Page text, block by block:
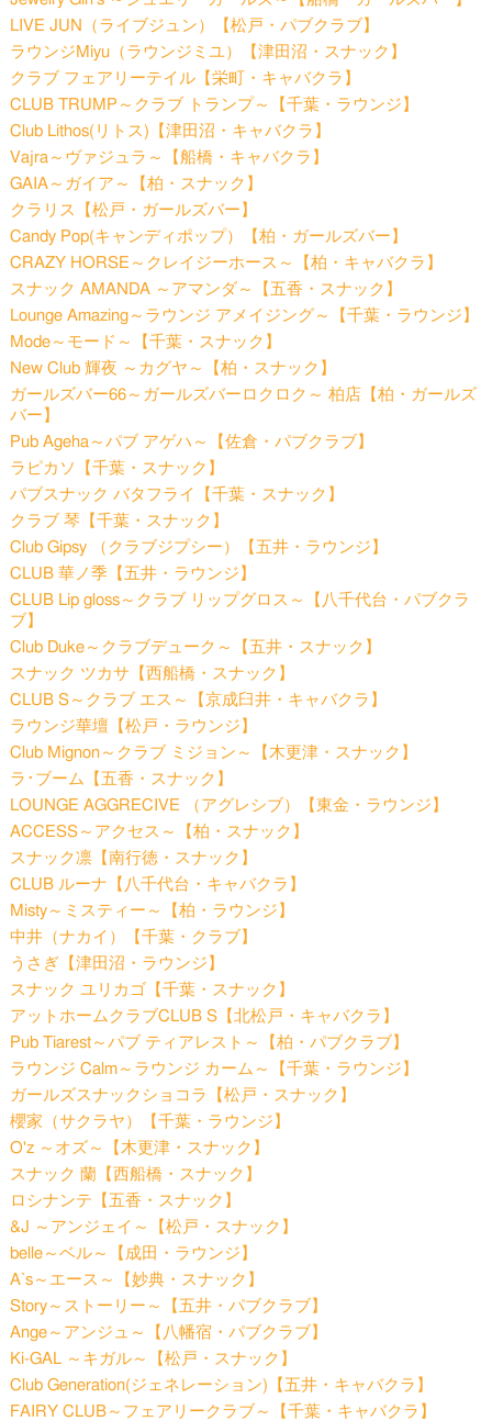
LIVE JUN（ライブジュン）【松戸・パブクラブ】
ラウンジMiyu（ラウンジミユ）【津田沼・スナック】
クラブ フェアリーテイル【栄町・キャバクラ】
CLUB TRUMP～クラブ トランプ～【千葉・ラウンジ】
Club Lithos(リトス)【津田沼・キャバクラ】
Vajra～ヴァジュラ～【船橋・キャバクラ】
GAIA～ガイア～【柏・スナック】
クラリス【松戸・ガールズバー】
Candy Pop(キャンディポップ）【柏・ガールズバー】
CRAZY HORSE～クレイジーホース～【柏・キャバクラ】
スナック AMANDA ～アマンダ～【五香・スナック】
Lounge Amazing～ラウンジ アメイジング～【千葉・ラウンジ】
Mode～モード～【千葉・スナック】
New Club 輝夜 ～カグヤ～【柏・スナック】
ガールズバー66～ガールズバーロクロク～ 柏店【柏・ガールズ
バー】
Pub Ageha～パブ アゲハ～【佐倉・パブクラブ】
ラピカソ【千葉・スナック】
パブスナック バタフライ【千葉・スナック】
クラブ 琴【千葉・スナック】
Club Gipsy （クラブジプシー）【五井・ラウンジ】
CLUB 華ノ季【五井・ラウンジ】
CLUB Lip gloss～クラブ リップグロス～【八千代台・パブクラ
ブ】
Club Duke～クラブデューク～【五井・スナック】
スナック ツカサ【西船橋・スナック】
CLUB S～クラブ エス～【京成臼井・キャバクラ】
ラウンジ華壇【松戸・ラウンジ】
Club Mignon～クラブ ミジョン～【木更津・スナック】
ラ･ブーム【五香・スナック】
LOUNGE AGGRECIVE （アグレシブ）【東金・ラウンジ】
ACCESS～アクセス～【柏・スナック】
スナック凛【南行徳・スナック】
CLUB ルーナ【八千代台・キャバクラ】
Misty～ミスティー～【柏・ラウンジ】
中井（ナカイ）【千葉・クラブ】
うさぎ【津田沼・ラウンジ】
スナック ユリカゴ【千葉・スナック】
アットホームクラブCLUB S【北松戸・キャバクラ】
Pub Tiarest～パブ ティアレスト～【柏・パブクラブ】
ラウンジ Calm～ラウンジ カーム～【千葉・ラウンジ】
ガールズスナックショコラ【松戸・スナック】
櫻家（サクラヤ）【千葉・ラウンジ】
O'z ～オズ～【木更津・スナック】
スナック 蘭【西船橋・スナック】
ロシナンテ【五香・スナック】
&J ～アンジェイ～【松戸・スナック】
belle～ベル～【成田・ラウンジ】
A`s～エース～【妙典・スナック】
Story～ストーリー～【五井・パブクラブ】
Ange～アンジュ～【八幡宿・パブクラブ】
Ki-GAL ～キガル～【松戸・スナック】
Club Generation(ジェネレーション)【五井・キャバクラ】
FAIRY CLUB～フェアリークラブ～【千葉・キャバクラ】